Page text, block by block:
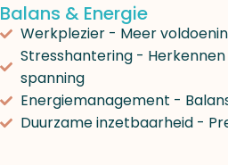
Balans & Energie
Werkplezier - Meer
Stresshantering -
spanning
Energiemanagement -
Duurzame inzetbaarheid -